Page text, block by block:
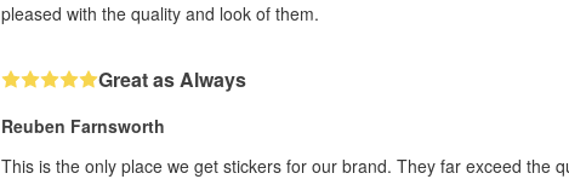
pleased with the quality and look of them.
Great as Always
Reuben Farnsworth
This is the only place we get stickers for our brand. They far exceed the